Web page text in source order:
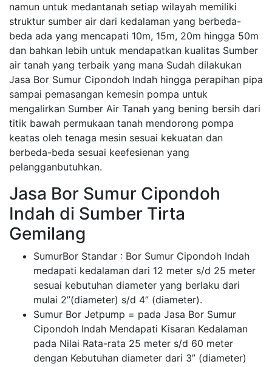
namun untuk medantanah setiap wilayah memiliki
struktur sumber air dari kedalaman yang berbeda-
beda ada yang mencapati 10m, 15m, 20m hingga 50m
dan bahkan lebih untuk mendapatkan kualitas Sumber
air tanah yang terbaik yang mana Sudah dilakukan
Jasa Bor Sumur Cipondoh Indah hingga perapihan pipa
sampai pemasangan kemesin pompa untuk
mengalirkan Sumber Air Tanah yang bening bersih dari
titik bawah permukaan tanah mendorong pompa
keatas oleh tenaga mesin sesuai kekuatan dan
berbeda-beda sesuai keefesienan yang
pelangganbutuhkan.
Jasa Bor Sumur Cipondoh
Indah di Sumber Tirta
Gemilang
SumurBor Standar : Bor Sumur Cipondoh Indah
medapati kedalaman dari 12 meter s/d 25 meter
sesuai kebutuhan diameter yang berlaku dari
mulai 2”(diameter) s/d 4” (diameter).
Sumur Bor Jetpump = pada Jasa Bor Sumur
Cipondoh Indah Mendapati Kisaran Kedalaman
pada Nilai Rata-rata 25 meter s/d 60 meter
dengan Kebutuhan diameter dari 3” (diameter)